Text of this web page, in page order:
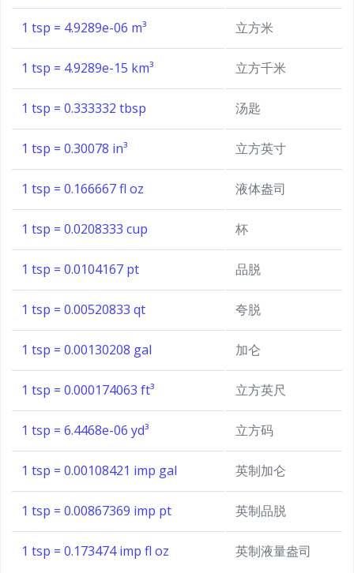
1 tsp = 4.9289e-06 m³ 立方米
1 tsp = 4.9289e-15 km³ 立方千米
1 tsp = 0.333332 tbsp 汤匙
1 tsp = 0.30078 in³ 立方英寸
1 tsp = 0.166667 fl oz 液体盎司
1 tsp = 0.0208333 cup 杯
1 tsp = 0.0104167 pt 品脱
1 tsp = 0.00520833 qt 夸脱
1 tsp = 0.00130208 gal 加仑
1 tsp = 0.000174063 ft³ 立方英尺
1 tsp = 6.4468e-06 yd³ 立方码
1 tsp = 0.00108421 imp gal 英制加仑
1 tsp = 0.00867369 imp pt 英制品脱
1 tsp = 0.173474 imp fl oz 英制液量盎司